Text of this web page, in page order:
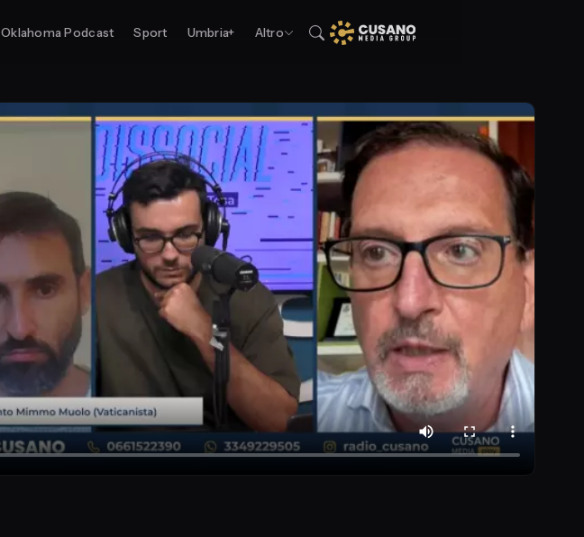
Oklahoma Podcast Sport Umbria+ Altro